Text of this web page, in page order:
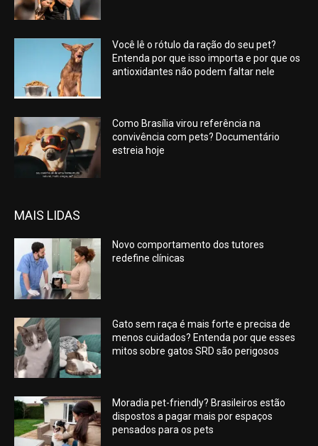
Você lê o rótulo da ração do seu pet?
Entenda por que isso importa e por que os
antioxidantes não podem faltar nele
Como Brasília virou referência na
convivência com pets? Documentário
estreia hoje
MAIS LIDAS
Novo comportamento dos tutores
redefine clínicas
Gato sem raça é mais forte e precisa de
menos cuidados? Entenda por que esses
mitos sobre gatos SRD são perigosos
Moradia pet-friendly? Brasileiros estão
dispostos a pagar mais por espaços
pensados para os pets